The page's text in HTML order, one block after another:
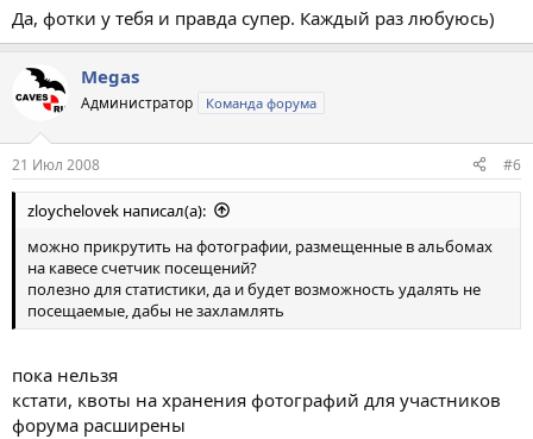
Да, фотки у тебя и правда супер. Каждый раз любуюсь)
Megas
Администратор Команда форума
21 Июл 2008 #6
zloychelovek написал(а):
можно прикрутить на фотографии, размещенные в альбомах
на кавесе счетчик посещений?
полезно для статистики, да и будет возможность удалять не
посещаемые, дабы не захламлять
пока нельзя
кстати, квоты на хранения фотографий для участников
форума расширены